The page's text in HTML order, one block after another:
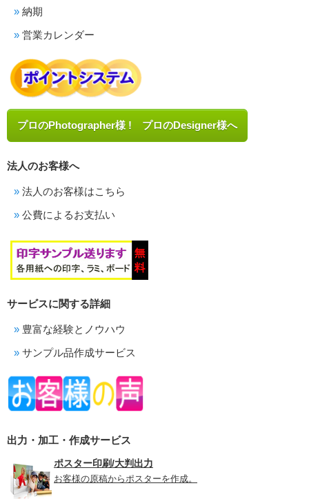
納期
営業カレンダー
プロのPhotographer様 ! プロのDesigner様へ
法人のお客様へ
法人のお客様はこちら
公費によるお支払い
サービスに関する詳細
豊富な経験とノウハウ
サンプル品作成サービス
出力・加工・作成サービス
ポスター印刷/大判出力
お客様の原稿からポスターを作成。